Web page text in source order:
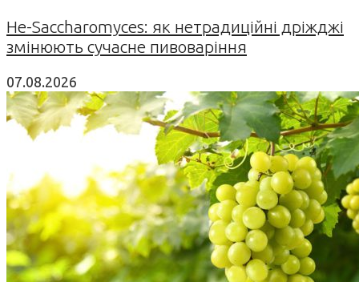
Не-Saccharomyces: як нетрадиційні дріжджі
змінюють сучасне пивоваріння
07.08.2026